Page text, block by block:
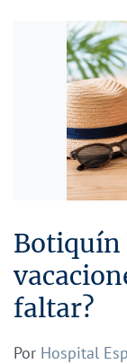
Botiquín
faltar?
Por Hospital